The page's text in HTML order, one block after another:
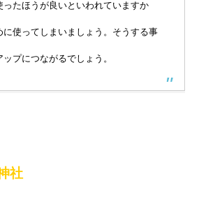
ったほうが良いといわれていますか
に使ってしまいましょう。そうする事
プにつながるでしょう。
社